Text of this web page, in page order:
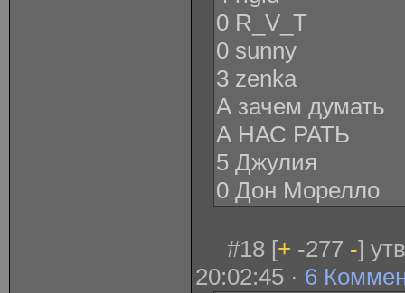
0 R_V_T
0 sunny
3 zenka
А зачем думать
А НАС РАТЬ
5 Джулия
0 Дон Морелло
#18 [+ -277 -]
20:02:45 · 6